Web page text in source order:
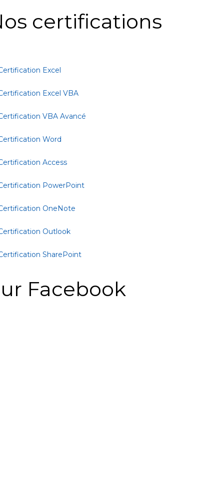
certifications
Excel
Excel VBA
VBA Avancé
Word
Access
PowerPoint
OneNote
Outlook
SharePoint
Facebook